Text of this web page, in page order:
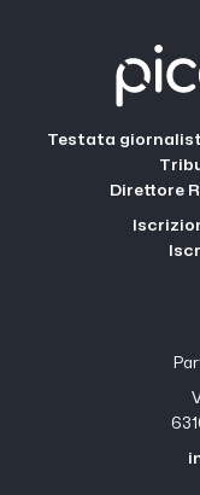
Testata
Direttore